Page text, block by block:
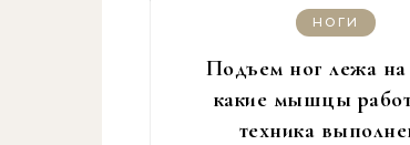
НОГИ
Подъем ног лежа на
какие мышцы
техника